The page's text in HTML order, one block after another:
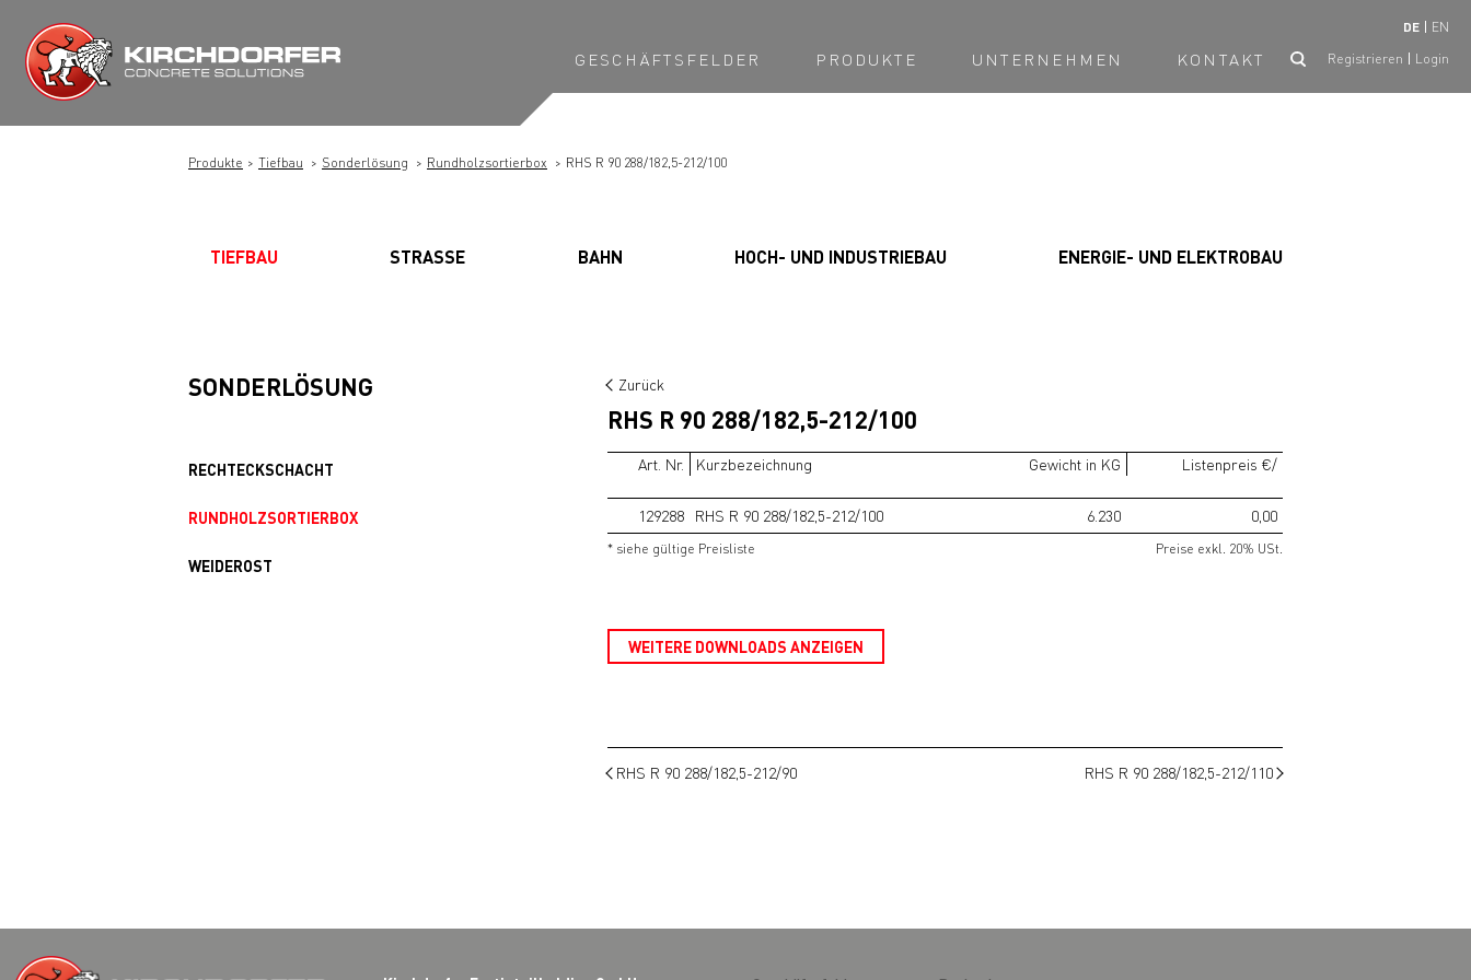
Inhalt
springen
DE EN
GESCHÄFTSFELDER PRODUKTE UNTERNEHMEN KONTAKT Registrieren Login
Produkte Tiefbau Sonderlösung Rundholzsortierbox RHS R 90 288/182,5-212/100
TIEFBAU STRASSE BAHN HOCH- UND INDUSTRIEBAU ENERGIE- UND ELEKTROBAU
SONDERLÖSUNG
RECHTECKSCHACHT
RUNDHOLZSORTIERBOX
WEIDEROST
Zurück
RHS R 90 288/182,5-212/100
Art. Nr. Kurzbezeichnung Gewicht in KG Listenpreis €/
129288 RHS R 90 288/182,5-212/100 6.230 0,00
* siehe gültige Preisliste Preise exkl. 20% USt.
WEITERE DOWNLOADS ANZEIGEN
RHS R 90 288/182,5-212/90 RHS R 90 288/182,5-212/110